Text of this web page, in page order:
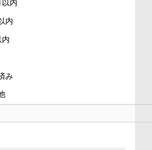
以内
内
内
み